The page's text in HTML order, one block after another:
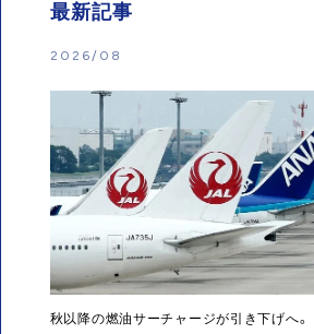
最新記事
2026/08
秋以降の燃油サーチャージが引き下げへ。